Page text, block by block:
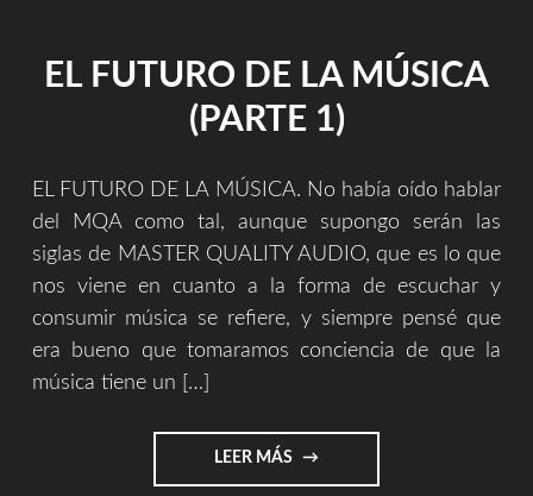
EL FUTURO DE LA MÚSICA
(PARTE 1)
EL FUTURO DE LA MÚSICA. No había oído hablar
del MQA como tal, aunque supongo serán las
siglas de MASTER QUALITY AUDIO, que es lo que
nos viene en cuanto a la forma de escuchar y
consumir música se refiere, y siempre pensé que
era bueno que tomaramos conciencia de que la
música tiene un […]
LEER MÁS "EL
FUTURO